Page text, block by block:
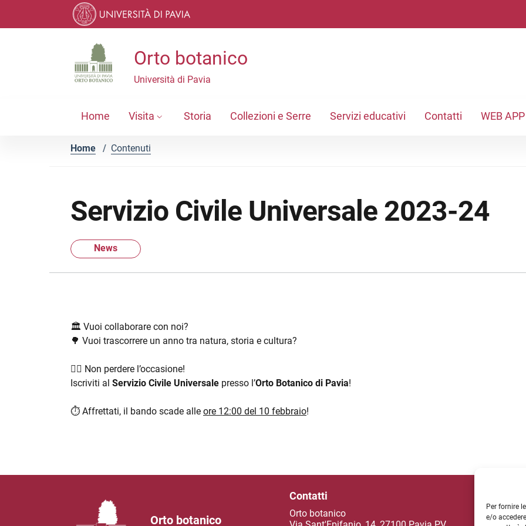
Per fornire
e/o
Vai al menu di navigazione
Orto botanico
Università di Pavia
Home Visita Storia Collezioni e Serre Servizi educativi Contatti WEB APP
Home / Contenuti
Servizio Civile Universale 2023-24
News
🏛 Vuoi collaborare con noi?
🌳 Vuoi trascorrere un anno tra natura, storia e cultura?
👉🏼 Non perdere l’occasione!
Iscriviti al Servizio Civile Universale presso l’Orto Botanico di Pavia!
⏱ Affrettati, il bando scade alle ore 12:00 del 10 febbraio!
Orto botanico
Contatti
Orto botanico